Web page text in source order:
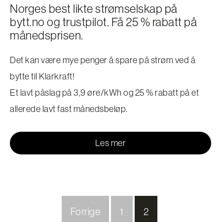
Norges best likte strømselskap på
bytt.no og trustpilot. Få 25 % rabatt på
månedsprisen.
Det kan være mye penger å spare på strøm ved å
bytte til Klarkraft!
Et lavt påslag på 3,9 øre/kWh og 25 % rabatt på et
allerede lavt fast månedsbeløp.
Les mer
Forrige 1 2